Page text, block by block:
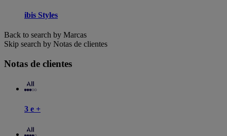
ibis Styles
Back to search by Marcas
Skip search by Notas de clientes
Notas de clientes
3 e +